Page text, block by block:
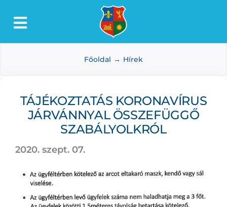
Toggle
Lőkösháza
Dokumentumtár
Választás
Főoldal Hírek
TÁJÉKOZTATÁS KORONAVÍRUS
JÁRVÁNNYAL ÖSSZEFÜGGŐ
SZABÁLYOLKRÓL
2020. szept. 07.